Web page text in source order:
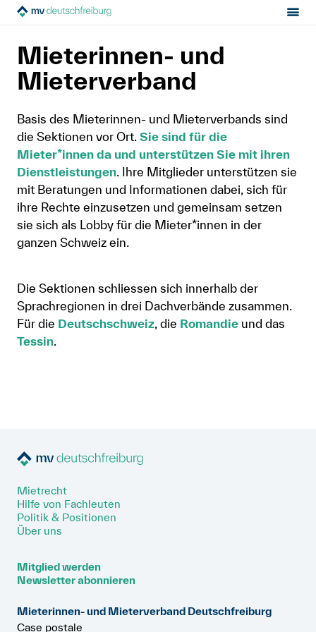
Mietrecht
Politik & Positionen
Über uns
Newsletter
Anmelden
Mieterinnen- und
Mieterverband
Basis des Mieterinnen- und Mieterverbands sind
die Sektionen vor Ort. Sie sind für die
Mieter*innen da und unterstützen Sie mit ihren
Dienstleistungen. Ihre Mitglieder unterstützen sie
mit Beratungen und Informationen dabei, sich für
ihre Rechte einzusetzen und gemeinsam setzen
sie sich als Lobby für die Mieter*innen in der
ganzen Schweiz ein.
Die Sektionen schliessen sich innerhalb der
Sprachregionen in drei Dachverbände zusammen.
Für die Deutschschweiz, die Romandie und das
Tessin.
Mietrecht
Hilfe von Fachleuten
Politik & Positionen
Über uns
Mitglied werden
Newsletter abonnieren
Mieterinnen- und Mieterverband Deutschfreiburg
Case postale